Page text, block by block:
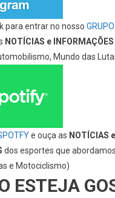
para entrar no nosso
NOTÍCIAS e INFORMAÇÕES
Mundo das
e ouça as NOTÍCIAS e
dos esportes que
e Motociclismo)
ESTEJA